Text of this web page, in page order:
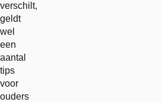
verschilt,
geldt
wel
een
aantal
tips
voor
ouders